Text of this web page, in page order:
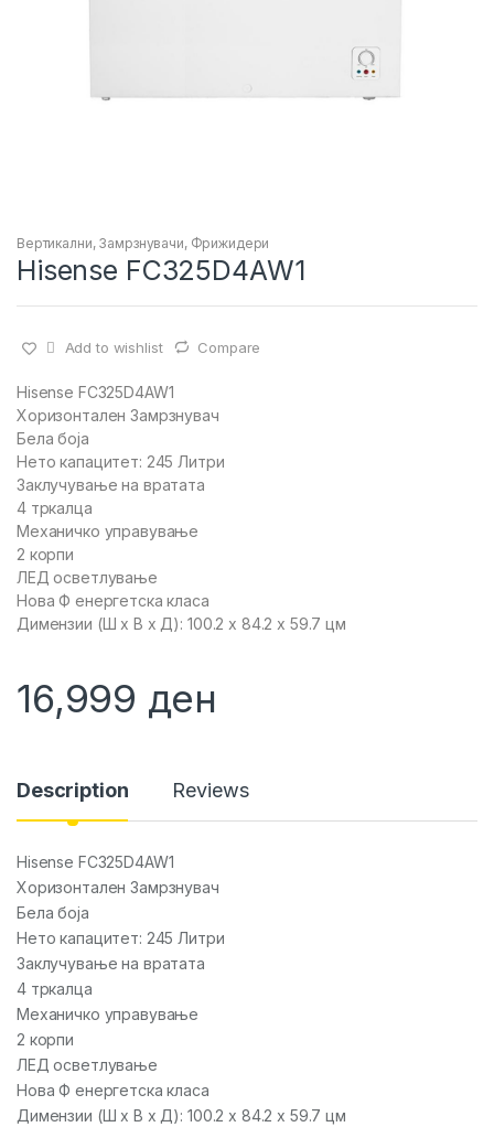
Вертикални, Замрзнувачи, Фрижидери
Hisense FC325D4AW1
Add to wishlist Compare
Hisense FC325D4AW1
Хоризонтален Замрзнувач
Бела боја
Нето капацитет: 245 Литри
Заклучување на вратата
4 тркалца
Механичко управување
2 корпи
ЛЕД осветлување
Нова Ф енергетска класа
Димензии (Ш x В x Д): 100.2 x 84.2 x 59.7 цм
16,999 ден
Description Reviews
Hisense FC325D4AW1
Хоризонтален Замрзнувач
Бела боја
Нето капацитет: 245 Литри
Заклучување на вратата
4 тркалца
Механичко управување
2 корпи
ЛЕД осветлување
Нова Ф енергетска класа
Димензии (Ш x В x Д): 100.2 x 84.2 x 59.7 цм